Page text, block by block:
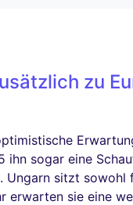
zu
ihn sogar eine
Ungarn sitzt sowohl
erwarten sie eine